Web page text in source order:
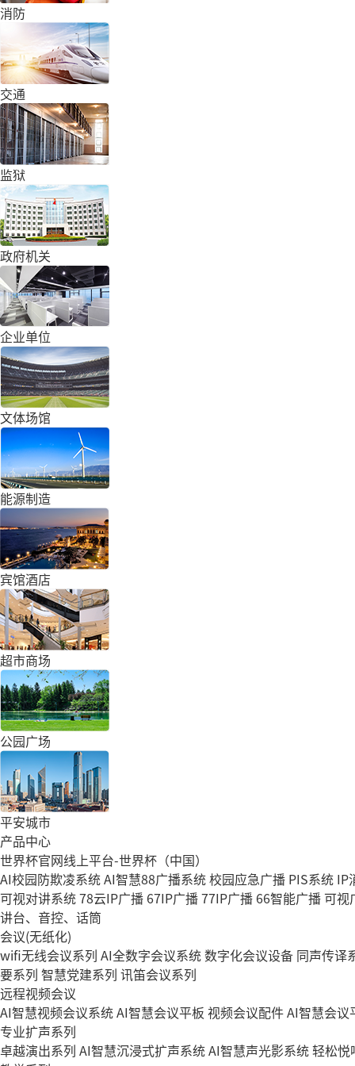
消防
交通
监狱
政府机关
企业单位
文体场馆
能源制造
宾馆酒店
超市商场
公园广场
平安城市
产品中心
世界杯官网线上平台-世界杯（中国）
AI校园防欺凌系统AI智慧88广播系统校园应急广播 PIS系统 IP
可视对讲系统78云IP广播 67IP广播77IP广播 66智能广播 可视
讲台、音控、话筒
会议(无纸化)
wifi无线会议系列 AI全数字会议系统数字化会议设备 同声传译
要系列 智慧党建系列 讯笛会议系列
远程视频会议
AI智慧视频会议系统AI智慧会议平板 视频会议配件AI智慧会
专业扩声系列
卓越演出系列 AI智慧沉浸式扩声系统AI智慧声光影系统轻松悦